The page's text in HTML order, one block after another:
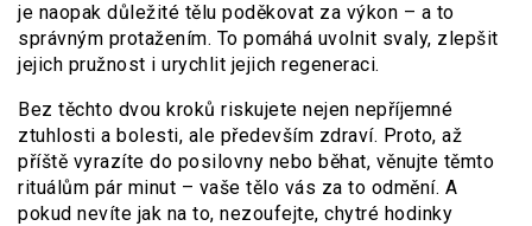
je naopak důležité tělu poděkovat za výkon – a to
správným protažením. To pomáhá uvolnit svaly, zlepšit
jejich pružnost i urychlit jejich regeneraci.
Bez těchto dvou kroků riskujete nejen nepříjemné
ztuhlosti a bolesti, ale především zdraví. Proto, až
příště vyrazíte do posilovny nebo běhat, věnujte těmto
rituálům pár minut – vaše tělo vás za to odmění. A
pokud nevíte jak na to, nezoufejte, chytré hodinky